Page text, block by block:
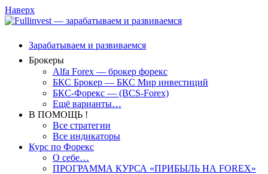
Наверх
Зарабатываем и развиваемся
Брокеры
Alfa Forex — брокер форекс
БКС Брокер — БКС Мир инвестиций
БКС-Форекс — (BCS-Forex)
Ещё варианты…
В ПОМОЩЬ !
Все стратегии
Все индикаторы
Курс по Форекс
О себе…
ПРОГРАММА КУРСА «ПРИБЫЛЬ НА FOREX»